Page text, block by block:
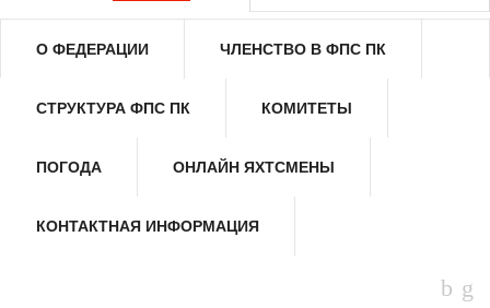
О ФЕДЕРАЦИИ ЧЛЕНСТВО В ФПС ПК
СТРУКТУРА ФПС ПК КОМИТЕТЫ
ПОГОДА ОНЛАЙН ЯХТСМЕНЫ
КОНТАКТНАЯ ИНФОРМАЦИЯ